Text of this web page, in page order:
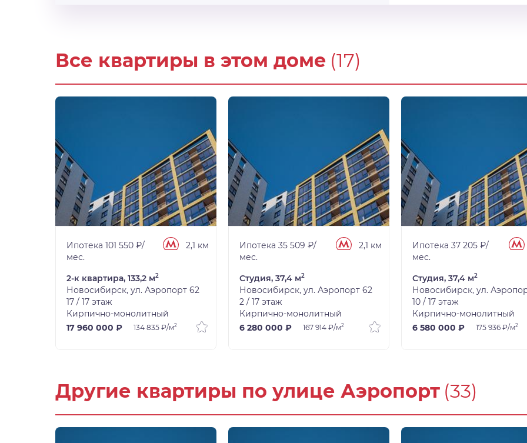
Все квартиры в этом доме (17)
Ипотека 101 550 ₽/
мес.
2,1 км
2-к квартира, 133,2 м2
Новосибирск, ул. Аэропорт 62
17 / 17 этаж
Кирпично-монолитный
17 960 000 ₽
134 835 ₽/м2
Ипотека 35 509 ₽/
мес.
2,1 км
Студия, 37,4 м2
Новосибирск, ул. Аэропорт 62
2 / 17 этаж
Кирпично-монолитный
6 280 000 ₽
167 914 ₽/м2
Ипотека 37 205 ₽/
мес.
Студия, 37,4 м2
Новосибирск, ул.
10 / 17 этаж
Кирпично-монолитный
6 580 000 ₽
175 936 ₽/м2
Другие квартиры по улице Аэропорт (33)